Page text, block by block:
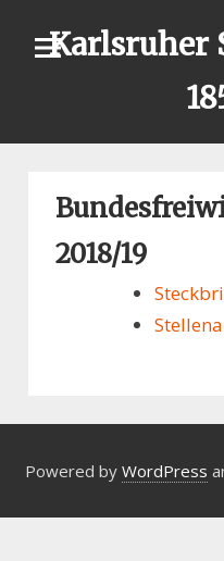
Karlsruher
2018/19
Powered by WordPress